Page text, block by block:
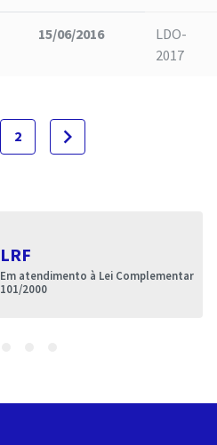
15/06/2016
LDO-
2017
2 navigate_next
LRF
Em atendimento à Lei Complementar
101/2000